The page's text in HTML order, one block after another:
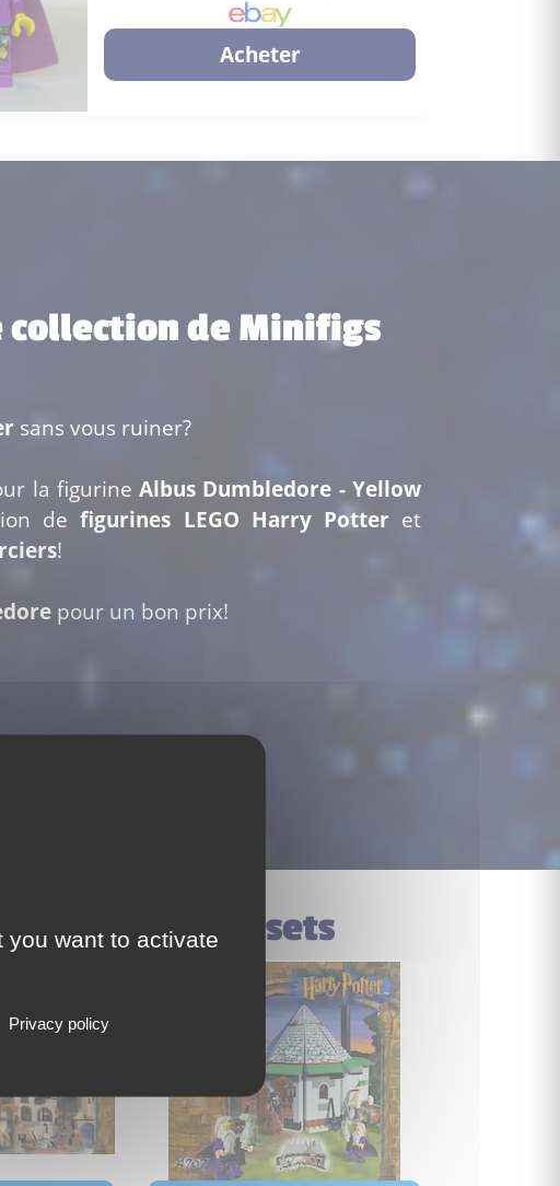
Acheter
collection de Minifigs
sans vous ruiner?
la figurineAlbus Dumbledore - Yellow
defigurines LEGO Harry Potter et
!
pour un bon prix!
dans ces sets
want to activate
Privacy policy